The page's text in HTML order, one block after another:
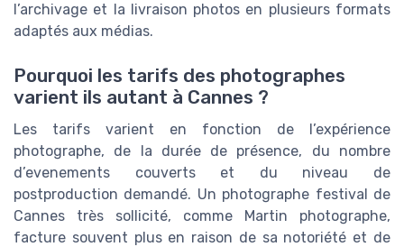
l’archivage et la livraison photos en plusieurs formats
adaptés aux médias.
Pourquoi les tarifs des photographes
varient ils autant à Cannes ?
Les tarifs varient en fonction de l’expérience
photographe, de la durée de présence, du nombre
d’evenements couverts et du niveau de
postproduction demandé. Un photographe festival de
Cannes très sollicité, comme Martin photographe,
facture souvent plus en raison de sa notoriété et de